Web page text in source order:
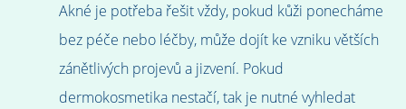
Akné je potřeba řešit vždy, pokud kůži ponecháme
bez péče nebo léčby, může dojít ke vzniku větších
zánětlivých projevů a jizvení. Pokud
dermokosmetika nestačí, tak je nutné vyhledat